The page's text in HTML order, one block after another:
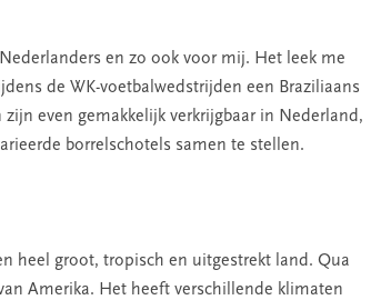
en zo ook voor mij. Het leek me
de WK-voetbalwedstrijden een Braziliaans
even gemakkelijk verkrijgbaar in Nederland,
borrelschotels samen te stellen.
heel groot, tropisch en uitgestrekt land. Qua
Amerika. Het heeft verschillende klimaten